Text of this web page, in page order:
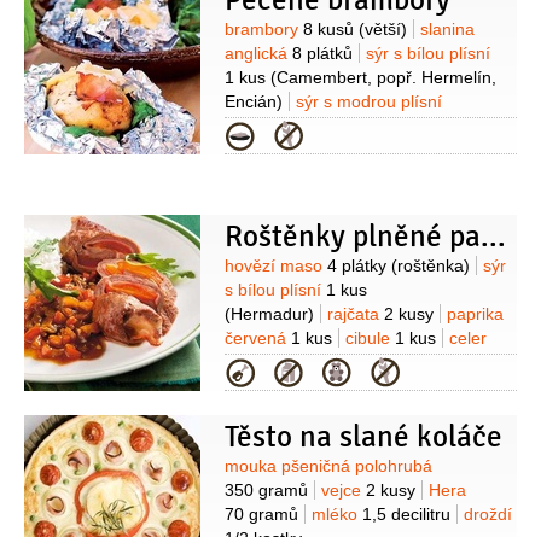
cherry
10 kusů slanina 4 plátky
(panceta)
artyčok
2 kusy
(nakládané)
olivy 12 kusů
rajčata
drcená 6 lžic
tymián
6 snítek
oregano1 lžička
Na náplň
2: brambory
2 kusy
roketa20 listů
sýr Ricotta
4 lžíce
máslo pomazánkové
2 lžíce
olej olivový
Suroviny
brambory 8 kusů (větší)
slanina
anglická 8 plátků
sýr s bílou plísní
1 kus (Camembert, popř. Hermelín,
Encián)
sýr s modrou plísní
50 gramů
Niva)
jablka1 kus bylinky1 hrst
Kategorie
Roštěnky plněné paprikou a slaninou
Suroviny
hovězí maso 4 plátky (roštěnka)
sýr
s bílou plísní 1 kus
(Hermadur)
rajčata 2 kusy
paprika
červená 1 kus cibule 1 kus
celer
řapíkatý2 kusy (stonek)
anglická4 plátky
olej olivový
Kategorie
Těsto na slané koláče
Suroviny
mouka pšeničná polohrubá
350 gramů
vejce 2 kusy
Hera
70 gramů
mléko 1,5 decilitru
droždí